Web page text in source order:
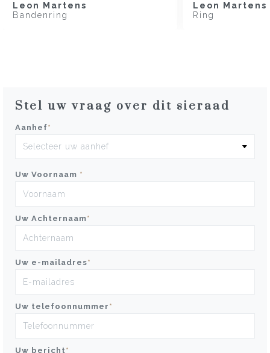
Leon Martens
Bandenring
Leon Martens
Ring
Stel uw vraag over dit sieraad
Aanhef*
Uw Voornaam *
Uw Achternaam*
Uw e-mailadres*
Uw telefoonnummer *
Uw bericht*